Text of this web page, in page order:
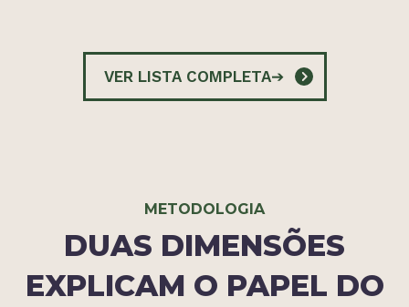
VER LISTA COMPLETA➔
METODOLOGIA
DUAS DIMENSÕES
EXPLICAM O PAPEL DO